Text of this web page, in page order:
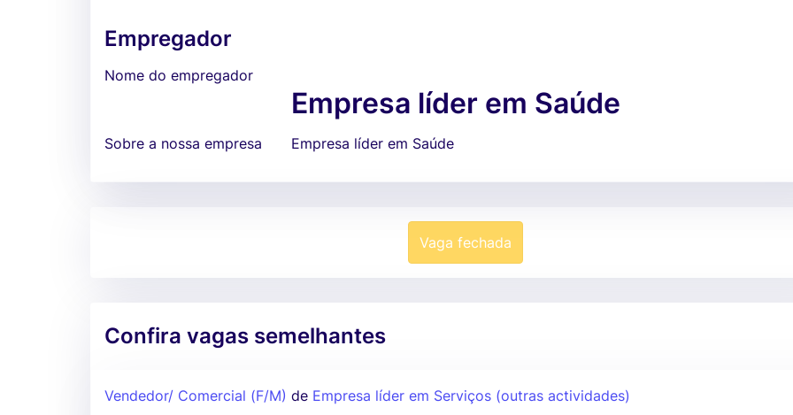
Empregador
Nome do empregador
Empresa líder em Saúde
Sobre a nossa empresa Empresa líder em Saúde
Vaga fechada
Confira vagas semelhantes
Vendedor/ Comercial (F/M) de Empresa líder em Serviços (outras actividades)